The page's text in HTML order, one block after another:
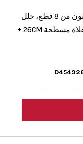
مجموعة هارد ستون من 8 قطع، حلل
‎20/22/28CM، مقلاة مسطحة 26CM +